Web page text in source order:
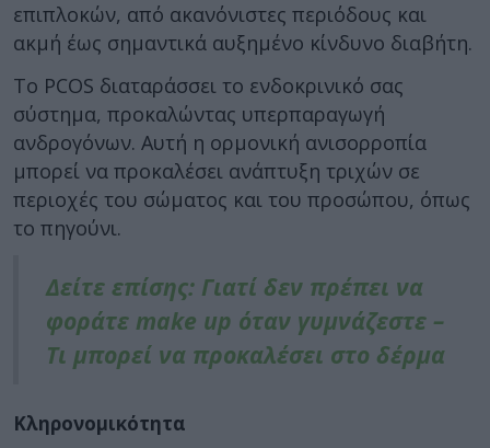
επιπλοκών, από ακανόνιστες περιόδους και
ακμή έως σημαντικά αυξημένο κίνδυνο διαβήτη.
Το PCOS διαταράσσει το ενδοκρινικό σας
σύστημα, προκαλώντας υπερπαραγωγή
ανδρογόνων. Αυτή η ορμονική ανισορροπία
μπορεί να προκαλέσει ανάπτυξη τριχών σε
περιοχές του σώματος και του προσώπου, όπως
το πηγούνι.
Δείτε επίσης: Γιατί δεν πρέπει να
φοράτε make up όταν γυμνάζεστε –
Τι μπορεί να προκαλέσει στο δέρμα
Κληρονομικότητα